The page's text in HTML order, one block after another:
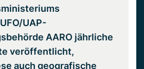
UAP-
AARO jährliche
veröffentlicht,
auch geografische